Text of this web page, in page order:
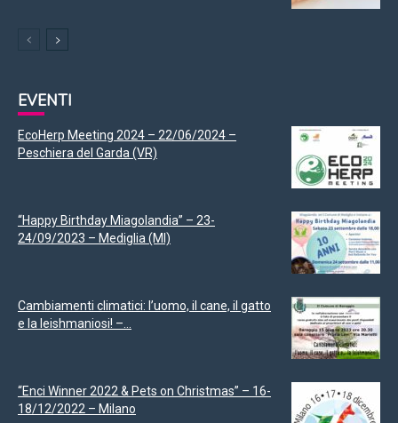
EVENTI
EcoHerp Meeting 2024 – 22/06/2024 –
Peschiera del Garda (VR)
“Happy Birthday Miagolandia” – 23-
24/09/2023 – Mediglia (MI)
Cambiamenti climatici: l’uomo, il cane, il gatto
e la leishmaniosi! –...
“Enci Winner 2022 & Pets on Christmas” – 16-
18/12/2022 – Milano